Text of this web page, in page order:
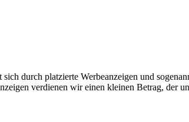
sich durch platzierte Werbeanzeigen und
verdienen wir einen kleinen Betrag, der